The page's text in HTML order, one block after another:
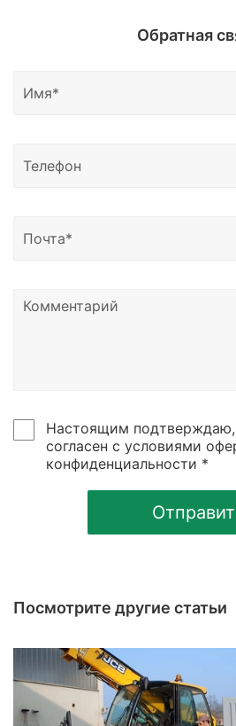
Обратная
Настоящим подтверждаю,
согласен с условиями
конфиденциальности *
Посмотрите другие статьи